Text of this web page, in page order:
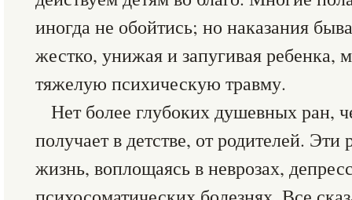
иногда не обойтись; но наказания
жестко, унижая и запугивая ребенка,
тяжелую психическую травму.
Нет более глубоких душевных ран,
получает в детстве, от родителей.
жизнь, воплощаясь в неврозах,